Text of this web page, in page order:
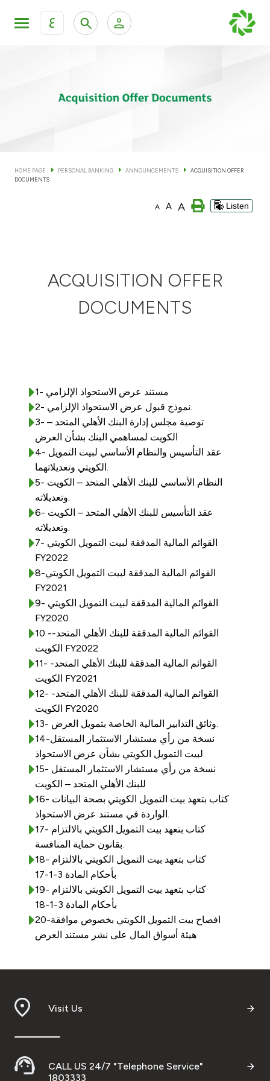
ع
KFH Online Corporate Banking Services
Ways to bank
Contact us
Branch & ATM locator
Germany
Malaysia
Turkey
Egypt
UK
Kingdom of Bahrain
HOME PAGE PERSONAL BANKING ANNOUNCEMENTS
ACQUISITION OFFER
DOCUMENTS
A A A Listen
ACQUISITION OFFER
DOCUMENTS
1- مستند عرض الاستحواذ الإلزامي
2- نموذج قبول عرض الاستحواذ الإلزامي.
3- توصية مجلس إدارة البنك الأهلي المتحد –
الكويت لمساهمي البنك بشأن العرض
4- عقد التأسيس والنظام الأساسي لبيت التمويل
الكويتي وتعديلاتهما.
5- النظام الأساسي للبنك الأهلي المتحد – الكويت
وتعديلاته.
6- عقد التأسيس للبنك الأهلي المتحد – الكويت
وتعديلاته.
7- القوائم المالية المدققة لبيت التمويل الكويتي
FY2022
8-القوائم المالية المدققة لبيت التمويل الكويتي
FY2021
9- القوائم المالية المدققة لبيت التمويل الكويتي
FY2020
10 -القوائم المالية المدققة للبنك الأهلي المتحد-
الكويت FY2022
11- القوائم المالية المدققة للبنك الأهلي المتحد-
الكويت FY2021
12- القوائم المالية المدققة للبنك الأهلي المتحد-
الكويت FY2020
13- وثائق التدابير المالية الخاصة بتمويل العرض.
14-نسخة من رأي مستشار الاستثمار المستقل
لبيت التمويل الكويتي بشأن عرض الاستحواذ.
15- نسخة من رأي مستشار الاستثمار المستقل
للبنك الأهلي المتحد – الكويت
16- كتاب بتعهد بيت التمويل الكويتي بصحة البيانات
الواردة في مستند عرض الاستحواذ.
17- كتاب بتعهد بيت التمويل الكويتي بالالتزام
بقانون حماية المنافسة.
18- كتاب بتعهد بيت التمويل الكويتي بالالتزام
بأحكام المادة 3-1-17
19- كتاب بتعهد بيت التمويل الكويتي بالالتزام
بأحكام المادة 3-1-18
20-افصاح بيت التمويل الكويتي بخصوص موافقة
هيئة أسواق المال على نشر مستند العرض
Visit Us
CALL US 24/7 "Telephone Service"
1803333